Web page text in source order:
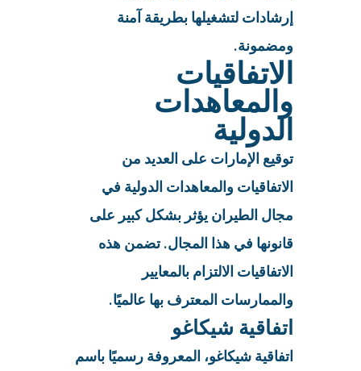
إرشادات لتشغيلها بطريقة آمنة
ومضمونة.
الاتفاقيات
والمعاهدات
الدولية
توقيع الإمارات على العديد من
الاتفاقيات والمعاهدات الدولية في
مجال الطيران يؤثر بشكل كبير على
قانونها في هذا المجال. تضمن هذه
الاتفاقيات الالتزام بالمعايير
والممارسات المعترف بها عالميًا.
اتفاقية شيكاغو
اتفاقية شيكاغو، المعروفة رسميًا باسم